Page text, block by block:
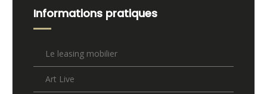
Informations pratiques
Le leasing mobilier
Art Live